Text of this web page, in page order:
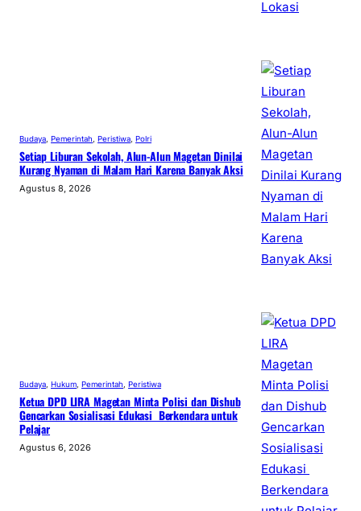
Budaya, Pemerintah, Peristiwa, Polri
Setiap Liburan Sekolah, Alun-Alun Magetan Dinilai
Kurang Nyaman di Malam Hari Karena Banyak Aksi
Agustus 8, 2026
Budaya Hukum Pemerintah Peristiwa
Ketua DPD LIRA Magetan Minta Polisi dan Dishub
Gencarkan Sosialisasi Edukasi Berkendara untuk
Pelajar
Agustus 6, 2026